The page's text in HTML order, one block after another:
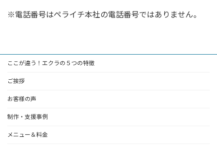
※電話番号はペライチ本社の電話番号ではありません。
ここが違う！エクラの５つの特徴
ご挨拶
お客様の声
制作・支援事例
メニュー＆料金